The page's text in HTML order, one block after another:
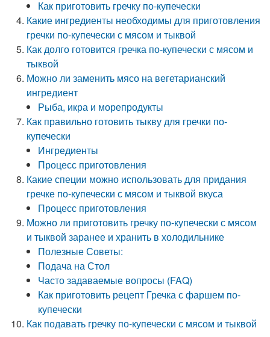
Как приготовить гречку по-купечески
Какие ингредиенты необходимы для приготовления
гречки по-купечески с мясом и тыквой
Как долго готовится гречка по-купечески с мясом и
тыквой
Можно ли заменить мясо на вегетарианский
ингредиент
Рыба, икра и морепродукты
Как правильно готовить тыкву для гречки по-
купечески
Ингредиенты
Процесс приготовления
Какие специи можно использовать для придания
гречке по-купечески с мясом и тыквой вкуса
Процесс приготовления
Можно ли приготовить гречку по-купечески с мясом
и тыквой заранее и хранить в холодильнике
Полезные Советы:
Подача на Стол
Часто задаваемые вопросы (FAQ)
Как приготовить рецепт Гречка с фаршем по-
купечески
Как подавать гречку по-купечески с мясом и тыквой